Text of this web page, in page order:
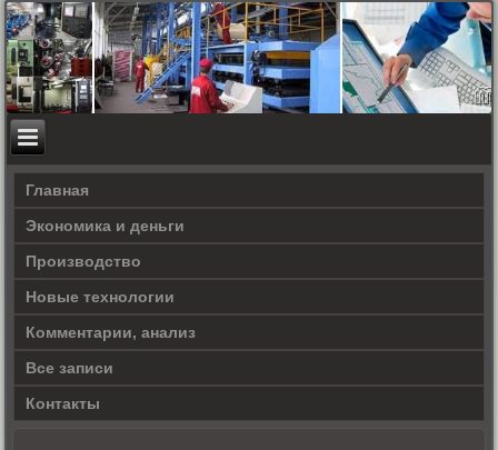
Главная
Экономика и деньги
Производство
Новые технологии
Комментарии, анализ
Все записи
Контакты